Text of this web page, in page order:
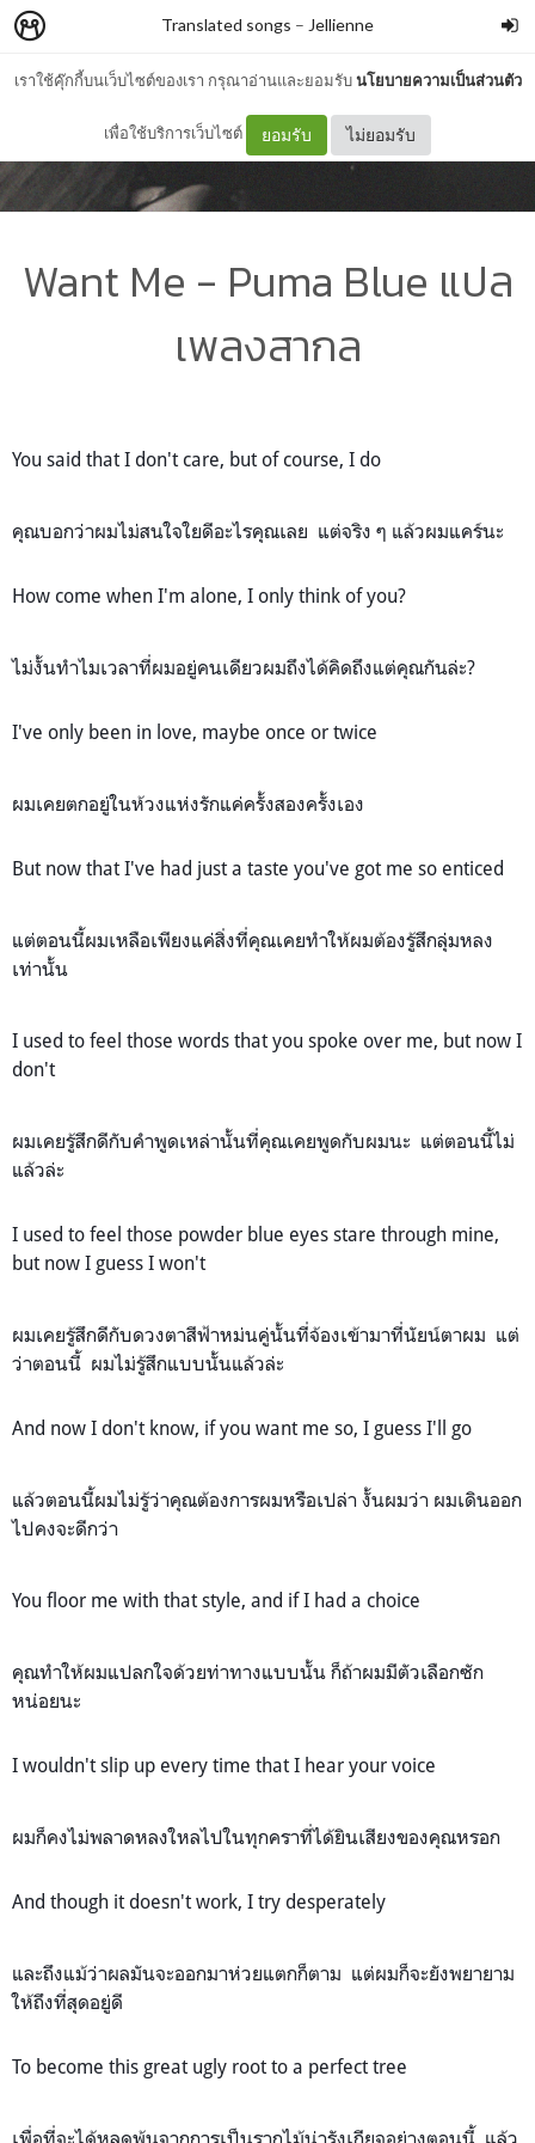
เราใช้คุ๊กกี้บนเว็บไซต์ของเรา กรุณาอ่านและยอมรับนโยบายความเป็นส่วนตัว
เพื่อใช้บริการเว็บไซต์ ยอมรับ ไม่ยอมรับ
Translated songs – Jellienne
Want Me - Puma Blue แปล
เพลงสากล
You said that I don't care, but of course, I do
คุณบอกว่าผมไม่สนใจใยดีอะไรคุณเลย แต่จริง ๆ แล้วผมแคร์นะ
How come when I'm alone, I only think of you?
ไม่งั้นทำไมเวลาที่ผมอยู่คนเดียวผมถึงได้คิดถึงแต่คุณกันล่ะ?
I've only been in love, maybe once or twice
ผมเคยตกอยู่ในห้วงแห่งรักแค่ครั้งสองครั้งเอง
But now that I've had just a taste you've got me so enticed
แต่ตอนนี้ผมเหลือเพียงแค่สิ่งที่คุณเคยทำให้ผมต้องรู้สึกลุ่มหลง
เท่านั้น
I used to feel those words that you spoke over me, but now I
don't
ผมเคยรู้สึกดีกับคำพูดเหล่านั้นที่คุณเคยพูดกับผมนะ แต่ตอนนี้ไม่
แล้วล่ะ
I used to feel those powder blue eyes stare through mine,
but now I guess I won't
ผมเคยรู้สึกดีกับดวงตาสีฟ้าหม่นคู่นั้นที่จ้องเข้ามาที่นัยน์ตาผม แต่
ว่าตอนนี้ ผมไม่รู้สึกแบบนั้นแล้วล่ะ
And now I don't know, if you want me so, I guess I'll go
แล้วตอนนี้ผมไม่รู้ว่าคุณต้องการผมหรือเปล่า งั้นผมว่า ผมเดินออก
ไปคงจะดีกว่า
You floor me with that style, and if I had a choice
คุณทำให้ผมแปลกใจด้วยท่าทางแบบนั้น ก็ถ้าผมมีตัวเลือกซัก
หน่อยนะ
I wouldn't slip up every time that I hear your voice
ผมก็คงไม่พลาดหลงใหลไปในทุกคราที่ได้ยินเสียงของคุณหรอก
And though it doesn't work, I try desperately
และถึงแม้ว่าผลมันจะออกมาห่วยแตกก็ตาม แต่ผมก็จะยังพยายาม
ให้ถึงที่สุดอยู่ดี
To become this great ugly root to a perfect tree
เพื่อที่จะได้หลุดพ้นจากการเป็นรากไม้น่ารังเกียจอย่างตอนนี้ แล้ว